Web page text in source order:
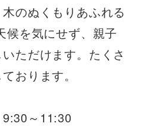
のぬくもりあふれる
候を気にせず、親子
ただけます。たくさ
おります。
～11:30